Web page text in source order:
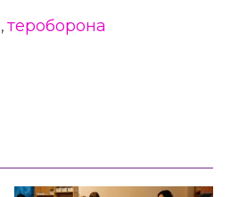
, тероборона